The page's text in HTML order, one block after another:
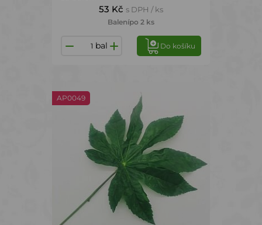
53 Kč s DPH / ks
Balenípo 2 ks
bal Do košíku
AP0049